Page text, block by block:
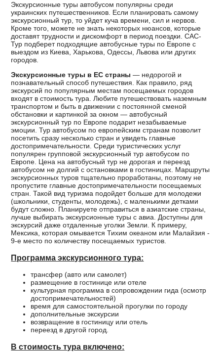
Экскурсионные туры автобусом популярны среди
украинских путешественников. Если планировать самому
экскурсионный тур, то уйдет куча времени, сил и нервов.
Кроме того, можете не знать некоторых нюансов, которые
доставят трудности и дискомфорт в период поездки. САС-
Тур подберет подходящие автобусные туры по Европе с
выездом из Киева, Харькова, Одессы, Львова или других
городов.
Экскурсионные туры в ЕС страны— недорогой и
познавательный способ путешествия. Как правило, ряд
экскурсий по популярным местам посещаемых городов
входят в стоимость тура. Любите путешествовать наземным
транспортом и быть в движении с постоянной сменой
обстановки и картинкой за окном — автобусный
экскурсионный тур по Европе подарит незабываемые
эмоции. Тур автобусом по европейским странам позволит
посетить сразу несколько стран и увидеть главные
достопримечательности. Среди туристических услуг
популярен групповой экскурсионный тур автобусом по
Европе. Цена на автобусный тур не дорогая и переезд
автобусом не долгий с остановками в гостиницах. Маршруты
экскурсионных туров тщательно проработаны, поэтому не
пропустите главные достопримечательности посещаемых
стран. Такой вид туризма подойдет больше для молодежи
(школьники, студенты, молодежь), с маленькими детками
будут сложно. Планируете отправиться в азиатские страны,
лучше выбирать экскурсионные туры с авиа. Доступны для
экскурсий даже отдаленные уголки Земли. К примеру,
Мексика, которая омывается Тихим океаном или Малайзия -
9-е место по количеству посещаемых туристов.
Программа экскурсионного тура:
трансфер (авто или самолет)
размещение в гостинице или отеле
культурная программа в сопровождении гида (осмотр
достопримечательностей)
время для самостоятельной прогулки по городу
дополнительные экскурсии
возвращение в гостиницу или отель
переезд в другой город.
В стоимость тура включено: